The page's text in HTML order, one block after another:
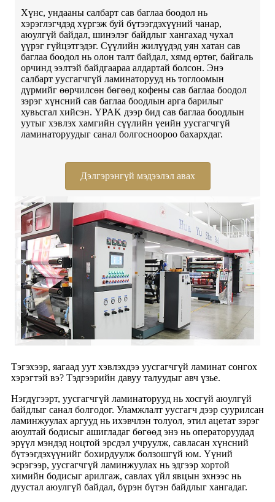
Хүнс, ундааны салбарт сав баглаа боодол нь
хэрэглэгчдэд хүргэж буй бүтээгдэхүүний чанар,
аюулгүй байдал, шинэлэг байдлыг хангахад чухал
үүрэг гүйцэтгэдэг. Сүүлийн жилүүдэд уян хатан сав
баглаа боодол нь олон талт байдал, хямд өртөг, байгаль
орчинд ээлтэй байдгаараа алдартай болсон. Энэ
салбарт уусгагчгүй ламинаторууд нь тоглоомын
дүрмийг өөрчилсөн бөгөөд кофены сав баглаа боодол
зэрэг хүнсний сав баглаа боодлын арга барилыг
хувьсгал хийсэн. YPAK дээр бид сав баглаа боодлын
уутыг хэвлэх хамгийн сүүлийн үеийн уусгагчгүй
ламинаторуудыг санал болгосноороо бахархдаг.
Дэлгэрэнгүй мэдээлэл авах
Тэгэхээр, яагаад уут хэвлэхдээ уусгагчгүй ламинат сонгох
хэрэгтэй вэ? Тэдгээрийн давуу талуудыг авч үзье.
Нэгдүгээрт, уусгагчгүй ламинаторууд нь хосгүй аюулгүй
байдлыг санал болгодог. Уламжлалт уусгагч дээр суурилсан
ламинжуулах аргууд нь ихэвчлэн толуол, этил ацетат зэрэг
аюултай бодисыг ашигладаг бөгөөд энэ нь операторуудад
эрүүл мэндэд ноцтой эрсдэл учруулж, савласан хүнсний
бүтээгдэхүүнийг бохирдуулж болзошгүй юм. Үүний
эсрэгээр, уусгагчгүй ламинжуулах нь эдгээр хортой
химийн бодисыг арилгаж, савлах үйл явцын эхнээс нь
дуустал аюулгүй байдал, бүрэн бүтэн байдлыг хангадаг.